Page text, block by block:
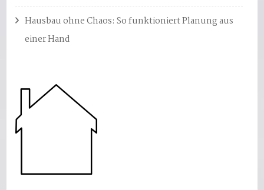
Hausbau ohne Chaos: So funktioniert Planung aus
einer Hand